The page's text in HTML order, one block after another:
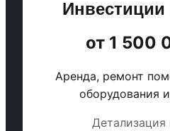
Инвестиции
от 1 500
Аренда, ремонт
оборудования